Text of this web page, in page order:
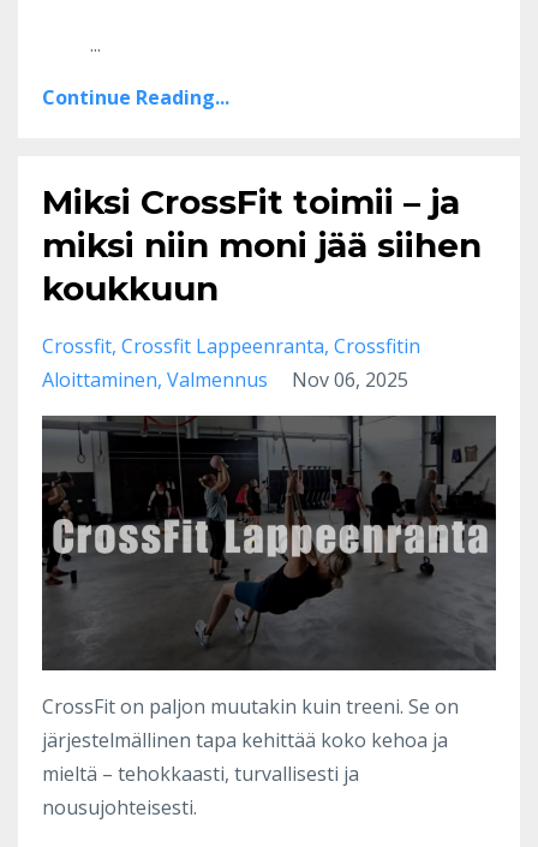
...
Continue Reading...
Miksi CrossFit toimii – ja
miksi niin moni jää siihen
koukkuun
Crossfit Crossfit Lappeenranta Crossfitin
Aloittaminen Valmennus Nov 06, 2025
CrossFit on paljon muutakin kuin treeni. Se on
järjestelmällinen tapa kehittää koko kehoa ja
mieltä – tehokkaasti, turvallisesti ja
nousujohteisesti.